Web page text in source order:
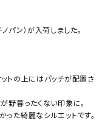
パン）が入荷しました。
ットの上にはパッチが配置さ
野暮ったくない印象に。
った綺麗なシルエットです。